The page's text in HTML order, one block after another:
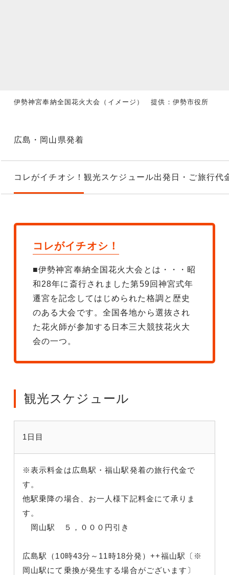
伊勢神宮奉納全国花火大会（イメージ） 提供：伊勢市役所
広島・岡山県発着
コレがイチオシ！ 観光スケジュール出発日・ご旅行代
コレがイチオシ！
■伊勢神宮奉納全国花火大会とは・・・昭
和28年に斎行されました第59回神宮式年
遷宮を記念してはじめられた格調と歴史
のある大会です。全国各地から選抜され
た花火師が参加する日本三大競技花火大
会の一つ。
観光スケジュール
1日目
※表示料金は広島駅・福山駅発着の旅行代金で
す。
他駅乗降の場合、お一人様下記料金にて承りま
す。
岡山駅 ５，０００円引き
広島駅（10時43分～11時18分発）++福山駅〔※
岡山駅にて乗換が発生する場合がございます〕